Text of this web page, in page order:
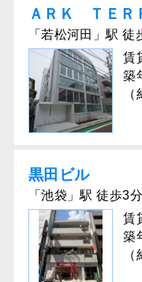
ＡＲＫ ＴＥＲ
「若松河田」駅
賃
築
黒田ビル
「池袋」駅 徒歩3
賃
築